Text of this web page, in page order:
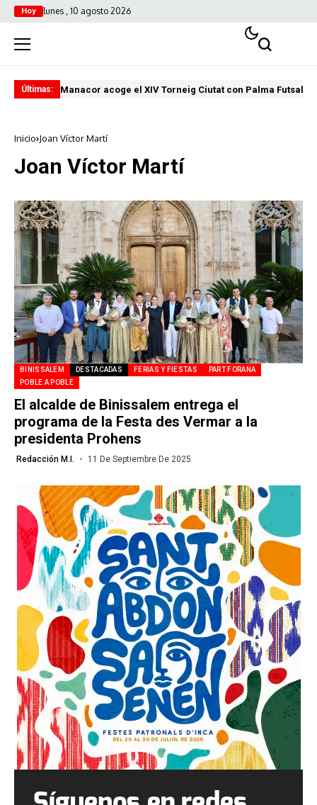
Hoy lunes , 10 agosto 2026
Últimas: Manacor acoge el XIV Torneig Ciutat con Palma Futsal y
Inicio Joan Víctor Martí
Joan Víctor Martí
BINISSALEM DESTACADAS FERIAS Y FIESTAS
PART FORANA
POBLE A POBLE
El alcalde de Binissalem entrega el
programa de la Festa des Vermar a la
presidenta Prohens
Redacción M.I. 11 De Septiembre De 2025